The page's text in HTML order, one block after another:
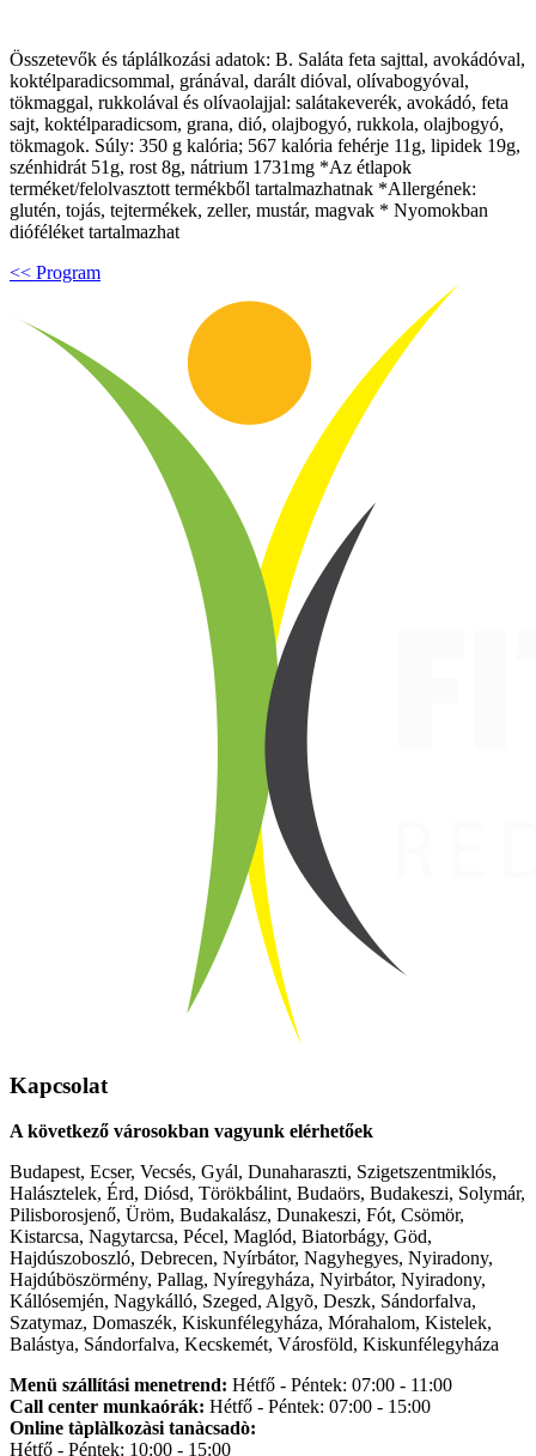
Összetevők és táplálkozási adatok: B. Saláta feta sajttal, avokádóval,
koktélparadicsommal, gránával, darált dióval, olívabogyóval,
tökmaggal, rukkolával és olívaolajjal: salátakeverék, avokádó, feta
sajt, koktélparadicsom, grana, dió, olajbogyó, rukkola, olajbogyó,
tökmagok. Súly: 350 g kalória; 567 kalória fehérje 11g, lipidek 19g,
szénhidrát 51g, rost 8g, nátrium 1731mg *Az étlapok
terméket/felolvasztott termékből tartalmazhatnak *Allergének:
glutén, tojás, tejtermékek, zeller, mustár, magvak * Nyomokban
dióféléket tartalmazhat
<< Program
Kapcsolat
A következő városokban vagyunk elérhetőek
Budapest, Ecser, Vecsés, Gyál, Dunaharaszti, Szigetszentmiklós,
Halásztelek, Érd, Diósd, Törökbálint, Budaörs, Budakeszi, Solymár,
Pilisborosjenő, Üröm, Budakalász, Dunakeszi, Fót, Csömör,
Kistarcsa, Nagytarcsa, Pécel, Maglód, Biatorbágy, Göd,
Hajdúszoboszló, Debrecen, Nyírbátor, Nagyhegyes, Nyiradony,
Hajdúböszörmény, Pallag, Nyíregyháza, Nyirbátor, Nyiradony,
Kállósemjén, Nagykálló, Szeged, Algyõ, Deszk, Sándorfalva,
Szatymaz, Domaszék, Kiskunfélegyháza, Mórahalom, Kistelek,
Balástya, Sándorfalva, Kecskemét, Városföld, Kiskunfélegyháza
Menü szállítási menetrend: Hétfő - Péntek: 07:00 - 11:00
Call center munkaórák: Hétfő - Péntek: 07:00 - 15:00
Online tàplàlkozàsi tanàcsadò:
Hétfő - Péntek: 10:00 - 15:00